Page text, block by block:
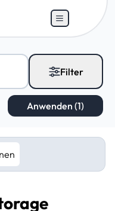
Filter